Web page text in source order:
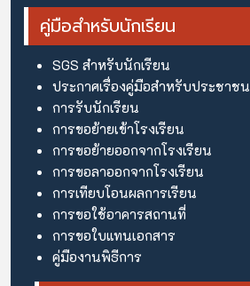
คู่มือสำหรับนักเรียน
SGS สำหรับนักเรียน
ประกาศเรื่องคู่มือสำหรับประชาชน
การรับนักเรียน
การขอย้ายเข้าโรงเรียน
การขอย้ายออกจากโรงเรียน
การขอลาออกจากโรงเรียน
การเทียบโอนผลการเรียน
การขอใช้อาคารสถานที่
การขอใบแทนเอกสาร
คู่มืองานพิธีการ